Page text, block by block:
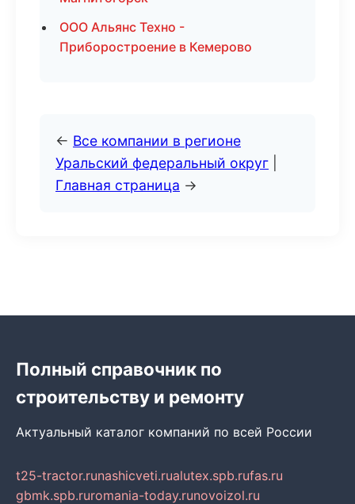
ООО Альянс Техно -
Приборостроение в Кемерово
← Все компании в регионе
Уральский федеральный округ
Главная страница →
Полный справочник по
строительству и ремонту
Актуальный каталог компаний по всей России
t25-tractor.runashicveti.rualutex.spb.rufas.ru
gbmk.spb.ruromania-today.runovoizol.ru